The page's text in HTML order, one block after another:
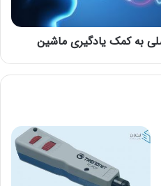
به کمک یادگیری ماشین